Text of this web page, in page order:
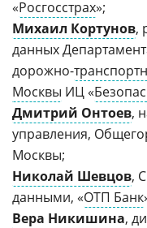
«Росгосстрах»;
Михаил Кортунов,
данных
дорожно-
Москвы ИЦ «
Дмитрий Онтоев,
управления,
Москвы;
Николай Шевцов,
данными, «ОТП Банк
Вера Никишина,